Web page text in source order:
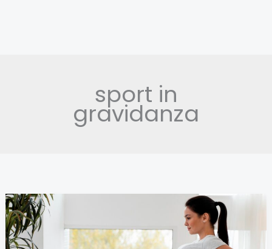
sport in
gravidanza
Attività
fisica
in